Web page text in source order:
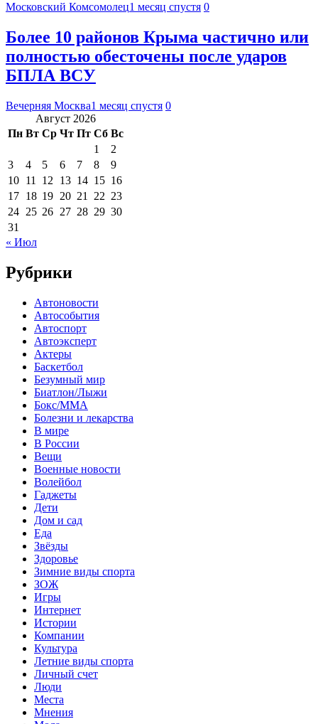
Московский Комсомолец1 месяц спустя 0
Более 10 районов Крыма частично или
полностью обесточены после ударов
БПЛА ВСУ
Вечерняя Москва1 месяц спустя 0
Август 2026
Пн Вт Ср Чт Пт Сб Вс
1
2
3
4 5 6 7 8
9
10 11 12 13 14 15 16
17 18 19 20 21 22 23
24 25 26 27 28 29 30
31
« Июл
Рубрики
Автоновости
Автособытия
Автоспорт
Автоэксперт
Актеры
Баскетбол
Безумный мир
Биатлон/Лыжи
Бокс/MMA
Болезни и лекарства
В мире
В России
Вещи
Военные новости
Волейбол
Гаджеты
Дети
Дом и сад
Еда
Звёзды
Здоровье
Зимние виды спорта
ЗОЖ
Игры
Интернет
Истории
Компании
Культура
Летние виды спорта
Личный счет
Люди
Места
Мнения